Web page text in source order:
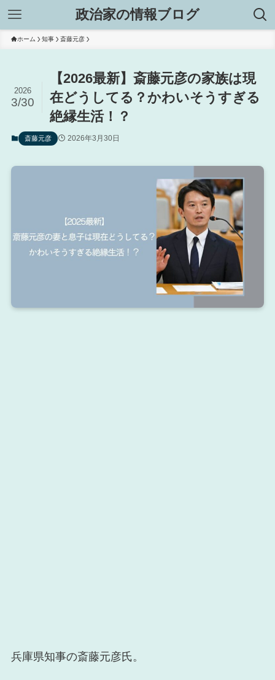
政治家の情報ブログ
ホーム 知事 斎藤元彦
【2026最新】斎藤元彦の家族は現
在どうしてる？かわいそうすぎる
絶縁生活！？
2026
3/30
斎藤元彦 2026年3月30日
兵庫県知事の斎藤元彦氏。